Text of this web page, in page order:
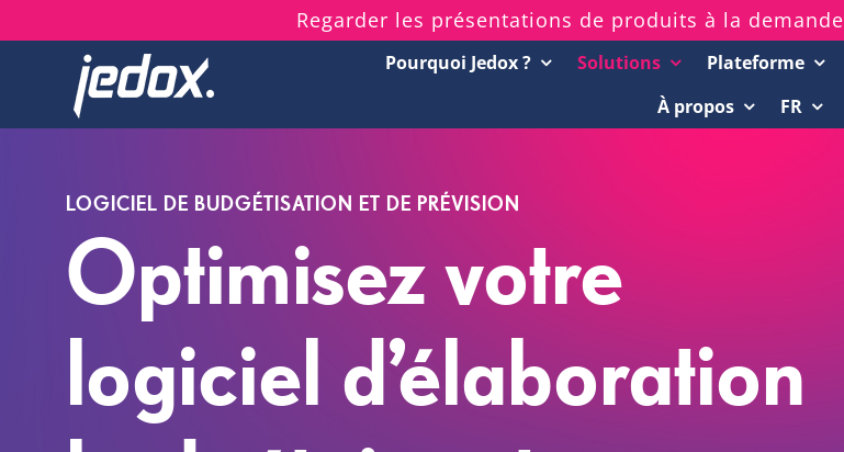
to
Regarder les présentations de produits à la demande
Pourquoi Jedox ? Solutions Plateforme
Ressources
À propos FR
LOGICIEL DE BUDGÉTISATION ET DE PRÉVISION
Optimisez votre
logiciel d’élaboration